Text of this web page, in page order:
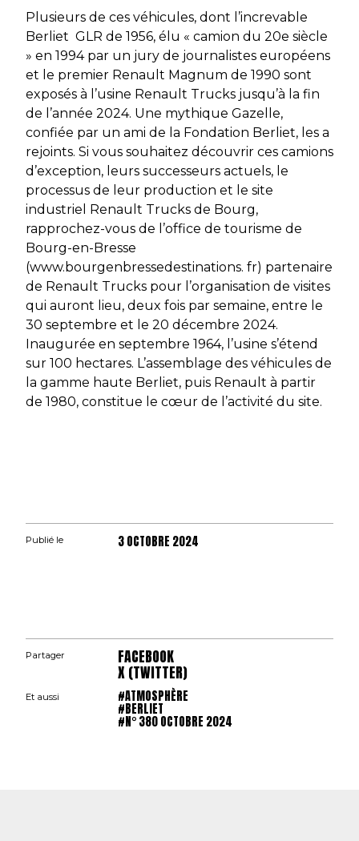
Plusieurs de ces véhicules, dont l’increvable
Berliet GLR de 1956, élu « camion du 20e siècle
» en 1994 par un jury de journalistes européens
et le premier Renault Magnum de 1990 sont
exposés à l’usine Renault Trucks jusqu’à la fin
de l’année 2024. Une mythique Gazelle,
confiée par un ami de la Fondation Berliet, les a
rejoints. Si vous souhaitez découvrir ces camions
d’exception, leurs successeurs actuels, le
processus de leur production et le site
industriel Renault Trucks de Bourg,
rapprochez-vous de l’office de tourisme de
Bourg-en-Bresse
(www.bourgenbressedestinations. fr) partenaire
de Renault Trucks pour l’organisation de visites
qui auront lieu, deux fois par semaine, entre le
30 septembre et le 20 décembre 2024.
Inaugurée en septembre 1964, l’usine s’étend
sur 100 hectares. L’assemblage des véhicules de
la gamme haute Berliet, puis Renault à partir
de 1980, constitue le cœur de l’activité du site.
Publié le 3 OCTOBRE 2024
Partager FACEBOOK
X (TWITTER)
Et aussi #ATMOSPHÈRE
#BERLIET
#N° 380 OCTOBRE 2024